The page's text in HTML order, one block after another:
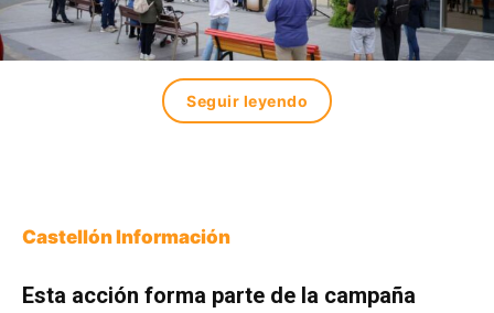
Seguir leyendo
Castellón Información
Esta acción forma parte de la campaña